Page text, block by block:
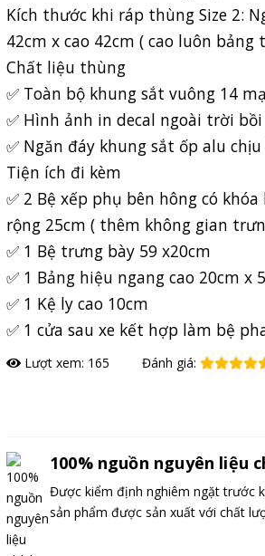
Kích thước khi ráp thùng Size 2:
42cm x cao 42cm ( cao luôn bảng
Chất liệu thùng
✅ Toàn bộ khung sắt vuông 14
✅ Hình ảnh in decal ngoài trời
✅ Ngăn đáy khung sắt ốp alu
Tiện ích đi kèm
✅ 2 Bệ xếp phụ bên hông có
rộng 25cm ( thêm không gian
✅ 1 Bệ trưng bày 59 x20cm
✅ 1 Bảng hiệu ngang cao 20cm x
✅ 1 Kệ ly cao 10cm
✅ 1 cửa sau xe kết hợp làm bệ
Lượt xem: 165 Đánh giá:
100% nguồn nguyên liệu
Được kiểm định nghiêm ngặt trước
sản phẩm được sản xuất với chất